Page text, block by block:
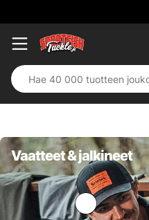
Vaatteet & jalkineet